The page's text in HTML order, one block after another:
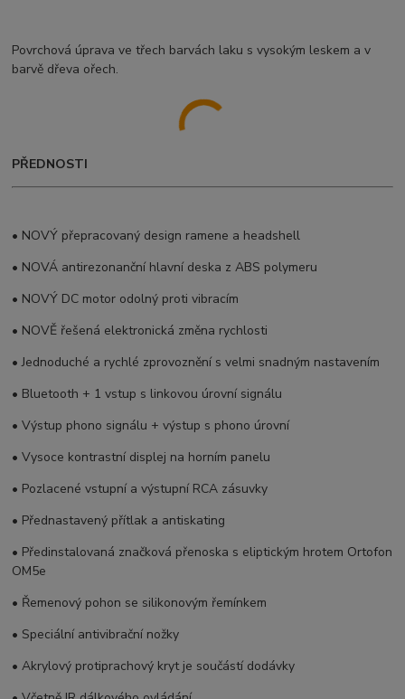
Povrchová úprava ve třech barvách laku s vysokým leskem a v
barvě dřeva ořech.
PŘEDNOSTI
• NOVÝ přepracovaný design ramene a headshell
• NOVÁ antirezonanční hlavní deska z ABS polymeru
• NOVÝ DC motor odolný proti vibracím
• NOVĚ řešená elektronická změna rychlosti
• Jednoduché a rychlé zprovoznění s velmi snadným nastavením
• Bluetooth + 1 vstup s linkovou úrovní signálu
• Výstup phono signálu + výstup s phono úrovní
• Vysoce kontrastní displej na horním panelu
• Pozlacené vstupní a výstupní RCA zásuvky
• Přednastavený přítlak a antiskating
• Předinstalovaná značková přenoska s eliptickým hrotem Ortofon
OM5e
• Řemenový pohon se silikonovým řemínkem
• Speciální antivibrační nožky
• Akrylový protiprachový kryt je součástí dodávky